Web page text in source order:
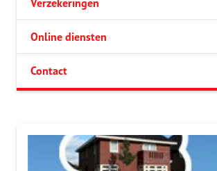
Verzekeringen
Online diensten
Contact